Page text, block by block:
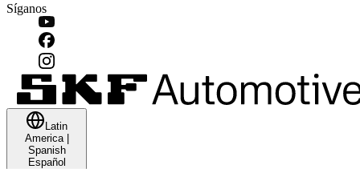
Síganos
Latin
America|
Spanish
Español